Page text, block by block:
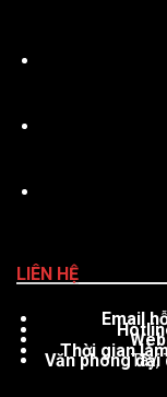
LIÊN HỆ
Email
Thời gian
Văn phòng đại
: 451